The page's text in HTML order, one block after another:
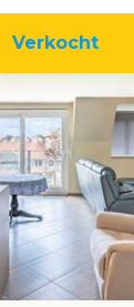
Verkocht